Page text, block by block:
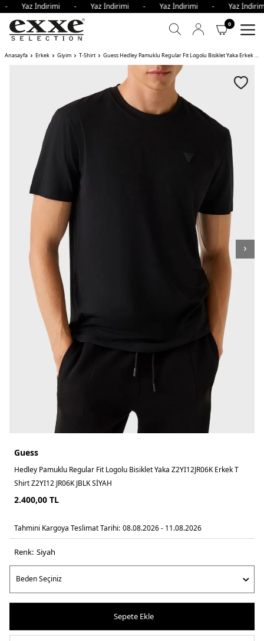
Yaz İndirimi - Yaz İndirimi - Yaz İndirimi - Yaz
0
Anasayfa Erkek Giyim T-Shirt Guess Hedley Pamuklu Regular Fit Logolu Bisiklet Yaka Erkek T Shirt JBLK
Guess
Hedley Pamuklu Regular Fit Logolu Bisiklet Yaka Z2YI12JR06K Erkek T
Shirt Z2YI12 JR06K JBLK SİYAH
2.400,00 TL
Tahmini Kargoya Teslimat Tarihi: 08.08.2026 - 11.08.2026
Renk: si̇yah
Sepete Ekle